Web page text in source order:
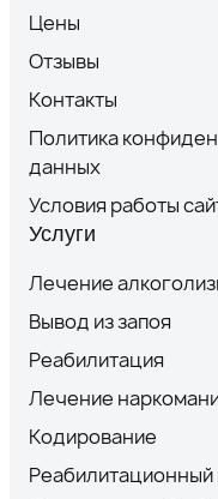
Цены
Отзывы
Контакты
Политика
данных
Условия работы
Услуги
Лечение
Вывод из запоя
Реабилитация
Лечение
Кодирование